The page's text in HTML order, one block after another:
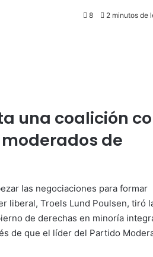
8 2 minutos de
una coalición
de
las negociaciones para formar
liberal, Troels Lund Poulsen, tiró
de derechas en minoría
de que el líder del Partido